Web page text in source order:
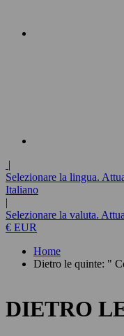
|
Selezionare la lingua.
Italiano
|
Selezionare la valuta.
€ EUR
Home
Dietro le quinte: "
DIETRO